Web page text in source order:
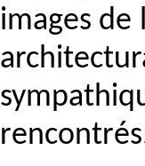
images